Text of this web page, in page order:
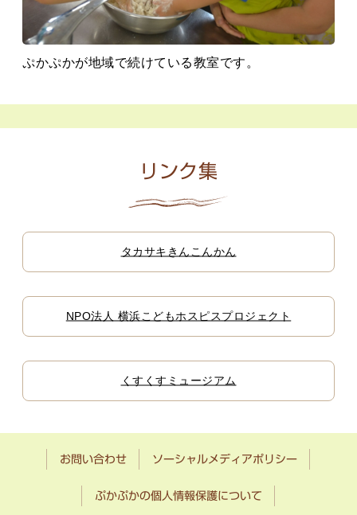
ぷかぷかが地域で続けている教室です。
リンク集
タカサキきんこんかん
NPO法人 横浜こどもホスピスプロジェクト
くすくすミュージアム
お問い合わせ ソーシャルメディアポリシー
ぷかぷかの個人情報保護について